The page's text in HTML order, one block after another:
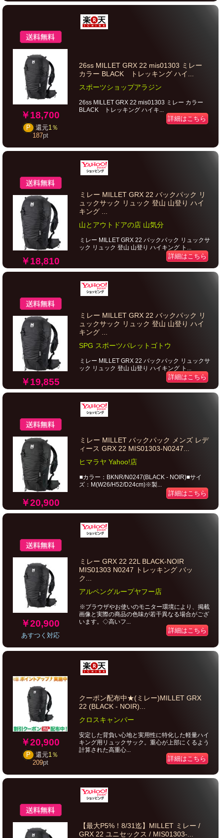
￥18,700
P 還元1％
187pt
26ss MILLET GRX 22 mis01303 ミレー
カラー BLACK トレッキング ハイ...
スポーツショップアラジン
26ss MILLET GRX 22 mis01303 ミレー カラー
BLACK トレッキング ハイキ...
詳細はこちら
￥18,810
ミレー MILLET GRX 22 バックパック リ
ュックサック リュック 登山 山登り ハイ
キング ...
山とアウトドアの店 山気分
ミレー MILLET GRX 22 バックパック リュックサ
ック リュック 登山 山登り ハイキング ト...
詳細はこちら
￥19,855
ミレー MILLET GRX 22 バックパック リ
ュックサック リュック 登山 山登り ハイ
キング ...
SPG スポーツパレットゴトウ
ミレー MILLET GRX 22 バックパック リュックサ
ック リュック 登山 山登り ハイキング ト...
詳細はこちら
￥20,900
ミレー MILLET バックパック メンズ レデ
ィース GRX 22 MIS01303-N0247...
ヒマラヤ Yahoo!店
■カラー：BKNR/N0247(BLACK - NOIR)■サイ
ズ：M(W26/H52/D24cm)※製...
詳細はこちら
￥20,900
あすつく対応
ミレー GRX 22 22L BLACK-NOIR
MIS01303 N0247 トレッキング バッ
ク...
アルペングループヤフー店
※ブラウザやお使いのモニター環境により、掲載
画像と実際の商品の色味が若干異なる場合がござ
います。◇高いフ...
詳細はこちら
￥20,900
P 還元1％
209pt
クーポン配布中★(ミレー)MILLET GRX
22 (BLACK - NOIR)...
クロスキャンパー
安定した背負い心地と実用性に特化した軽量ハイ
キング用リュックサック。重心が上部にくるよう
計算された高重心...
詳細はこちら
【最大P5%！8/31迄】MILLET ミレー /
GRX 22 ユニセックス / MIS01303-...